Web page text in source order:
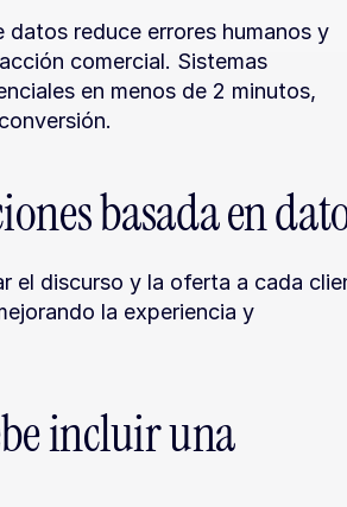
reduce errores humanos y
comercial. Sistemas
en menos de 2 minutos,
basada en
el discurso y la oferta a cada
la experiencia y
incluir una